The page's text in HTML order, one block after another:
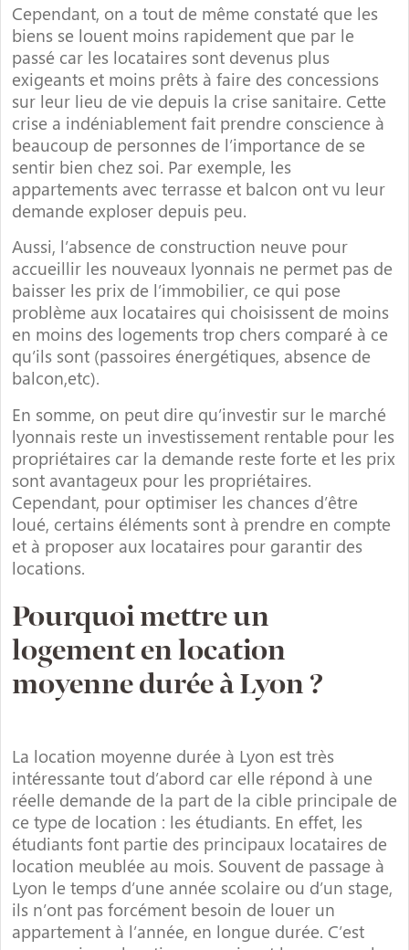
Cependant, on a tout de même constaté que les
biens se louent moins rapidement que par le
passé car les locataires sont devenus plus
exigeants et moins prêts à faire des concessions
sur leur lieu de vie depuis la crise sanitaire. Cette
crise a indéniablement fait prendre conscience à
beaucoup de personnes de l’importance de se
sentir bien chez soi. Par exemple, les
appartements avec terrasse et balcon ont vu leur
demande exploser depuis peu.
Aussi, l’absence de construction neuve pour
accueillir les nouveaux lyonnais ne permet pas de
baisser les prix de l’immobilier, ce qui pose
problème aux locataires qui choisissent de moins
en moins des logements trop chers comparé à ce
qu’ils sont (passoires énergétiques, absence de
balcon,etc).
En somme, on peut dire qu’investir sur le marché
lyonnais reste un investissement rentable pour les
propriétaires car la demande reste forte et les prix
sont avantageux pour les propriétaires.
Cependant, pour optimiser les chances d’être
loué, certains éléments sont à prendre en compte
et à proposer aux locataires pour garantir des
locations.
Pourquoi mettre un
logement en location
moyenne durée à Lyon ?
La location moyenne durée à Lyon est très
intéressante tout d’abord car elle répond à une
réelle demande de la part de la cible principale de
ce type de location : les étudiants. En effet, les
étudiants font partie des principaux locataires de
location meublée au mois. Souvent de passage à
Lyon le temps d’une année scolaire ou d’un stage,
ils n’ont pas forcément besoin de louer un
appartement à l’année, en longue durée. C’est